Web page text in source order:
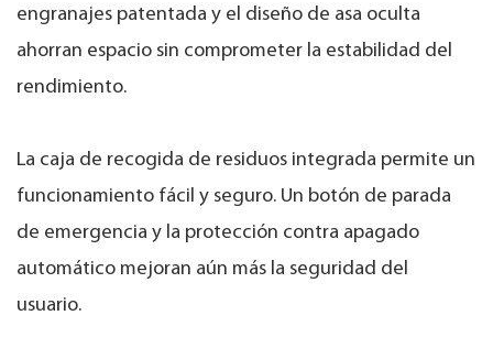
engranajes patentada y el diseño de asa oculta
ahorran espacio sin comprometer la estabilidad del
rendimiento.
La caja de recogida de residuos integrada permite un
funcionamiento fácil y seguro. Un botón de parada
de emergencia y la protección contra apagado
automático mejoran aún más la seguridad del
usuario.